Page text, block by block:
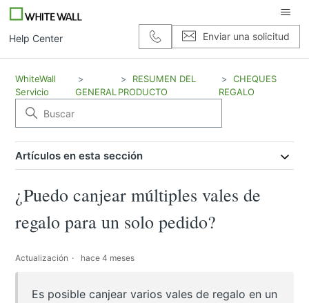
Help Center Enviar una solicitud
WhiteWall
Servicio
GENERAL
RESUMEN DEL
PRODUCTO
CHEQUES
REGALO
Artículos en esta sección
¿Puedo canjear múltiples vales de
regalo para un solo pedido?
Actualización hace 4 meses
Es posible canjear varios vales de regalo en un